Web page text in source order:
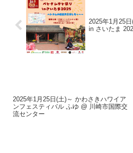
2025年1月25
in さいたま
2025年1月25日(土)～ かわさきハワイア
ンフェスティバル ふゆ @ 川崎市国際交
流センター